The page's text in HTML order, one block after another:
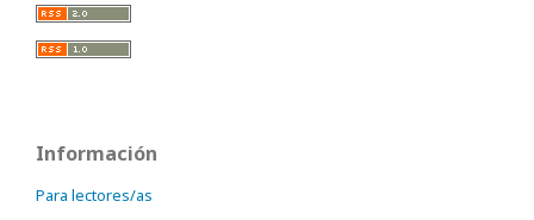
Información
Para lectores/as